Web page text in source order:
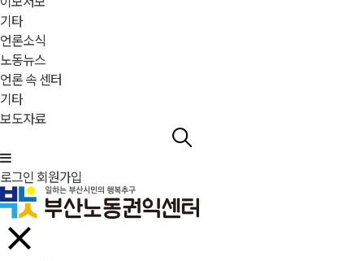
기타
언론소식
노동뉴스
언론 속 센터
기타
보도자료
로그인 회원가입